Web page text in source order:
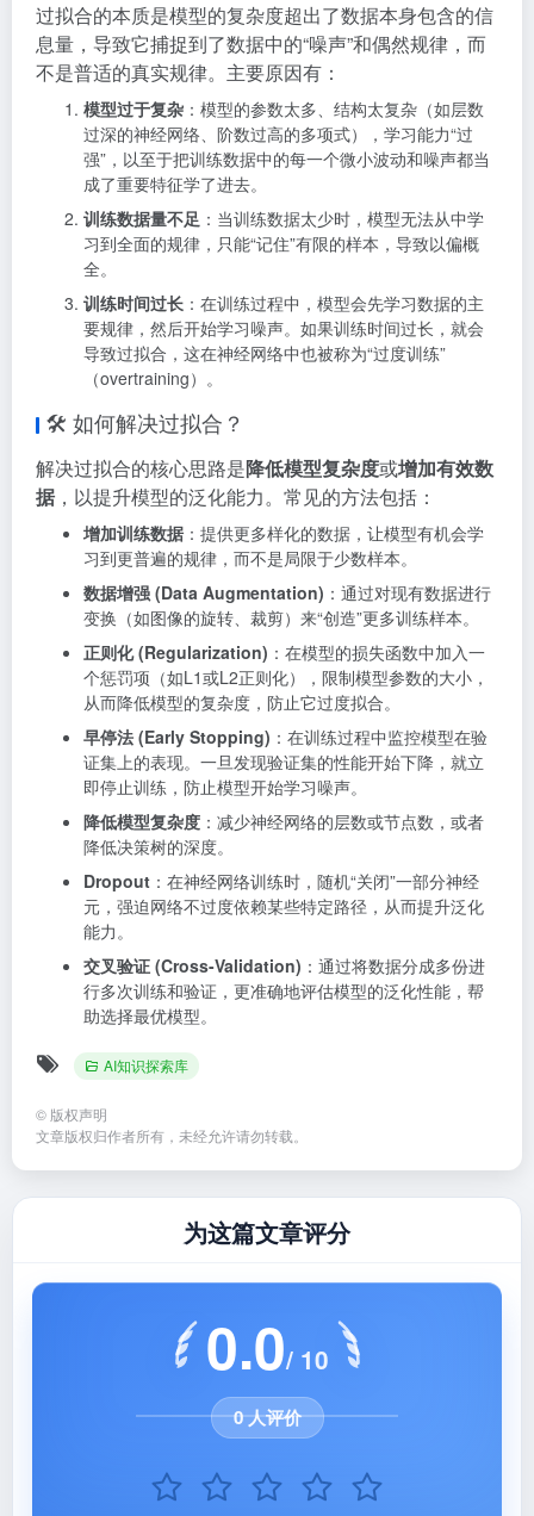
过拟合的本质是模型的复杂度超出了数据本身包含的信
息量，导致它捕捉到了数据中的“噪声”和偶然规律，而
不是普适的真实规律。主要原因有：
模型过于复杂 ：模型的参数太多、结构太复杂（如层数
过深的神经网络、阶数过高的多项式），学习能力“过
强”，以至于把训练数据中的每一个微小波动和噪声都当
成了重要特征学了进去。
训练数据量不足 ：当训练数据太少时，模型无法从中学
习到全面的规律，只能“记住”有限的样本，导致以偏概
全。
训练时间过长 ：在训练过程中，模型会先学习数据的主
要规律，然后开始学习噪声。如果训练时间过长，就会
导致过拟合，这在神经网络中也被称为“过度训练”
（overtraining） 。
🛠️ 如何解决过拟合？
解决过拟合的核心思路是降低模型复杂度或增加有效数
据 ，以提升模型的泛化能力。常见的方法包括：
增加训练数据 ：提供更多样化的数据，让模型有机会学
习到更普遍的规律，而不是局限于少数样本。
数据增强 (Data Augmentation) ：通过对现有数据进行
变换（如图像的旋转、裁剪）来“创造”更多训练样本。
正则化 (Regularization) ：在模型的损失函数中加入一
个惩罚项（如L1或L2正则化），限制模型参数的大小，
从而降低模型的复杂度，防止它过度拟合。
早停法 (Early Stopping) ：在训练过程中监控模型在验
证集上的表现。一旦发现验证集的性能开始下降，就立
即停止训练，防止模型开始学习噪声。
降低模型复杂度 ：减少神经网络的层数或节点数，或者
降低决策树的深度。
Dropout ：在神经网络训练时，随机“关闭”一部分神经
元，强迫网络不过度依赖某些特定路径，从而提升泛化
能力。
交叉验证 (Cross-Validation) ：通过将数据分成多份进
行多次训练和验证，更准确地评估模型的泛化性能，帮
助选择最优模型。
AI知识探索库
© 版权声明
文章版权归作者所有，未经允许请勿转载。
为这篇文章评分
0.0/ 10
0 人评价